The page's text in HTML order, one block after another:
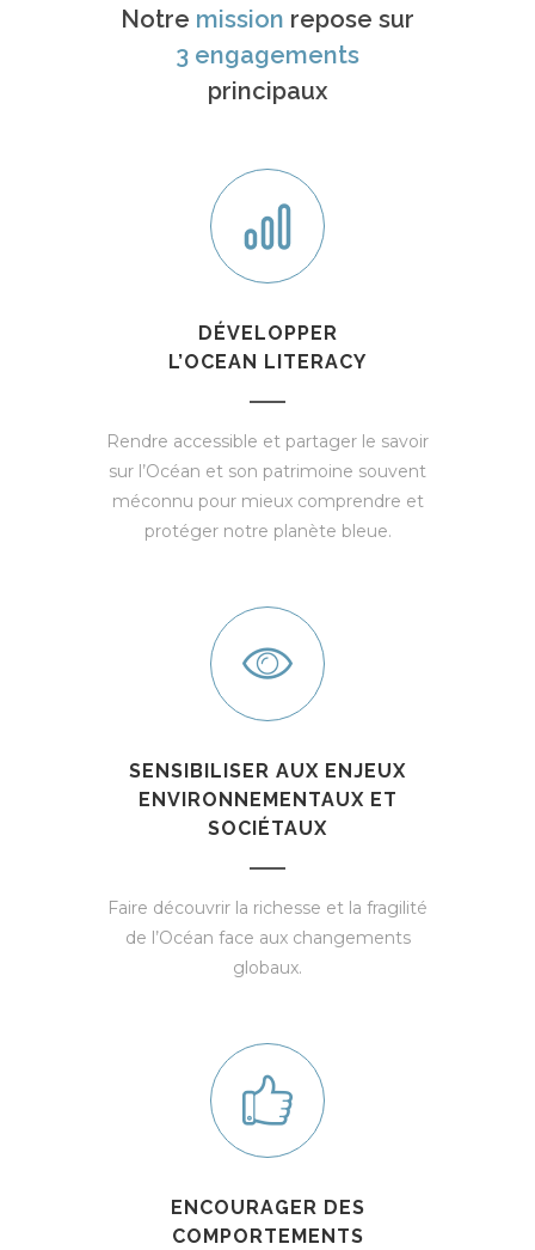
Notre mission repose sur
3 engagements
principaux
DÉVELOPPER
L’OCEAN LITERACY
Rendre accessible et partager le savoir
sur l’Océan et son patrimoine souvent
méconnu pour mieux comprendre et
protéger notre planète bleue.
SENSIBILISER AUX ENJEUX
ENVIRONNEMENTAUX ET
SOCIÉTAUX
Faire découvrir la richesse et la fragilité
de l’Océan face aux changements
globaux.
ENCOURAGER DES
COMPORTEMENTS